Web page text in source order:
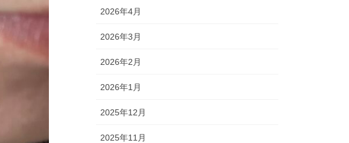
2026年4月
2026年3月
2026年2月
2026年1月
2025年12月
2025年11月